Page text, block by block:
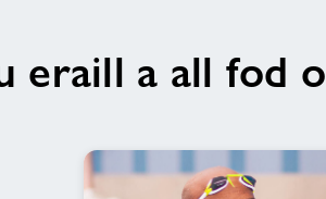
eraill a all fod